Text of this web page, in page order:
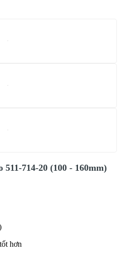
714-20 (100 - 160mm)
hơn